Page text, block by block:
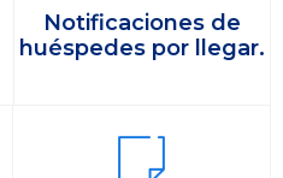
Notificaciones de
huéspedes por llegar.